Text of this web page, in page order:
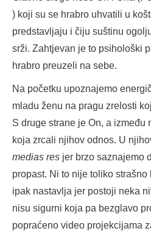
) koji su se hrabro uhvatili u
predstavljaju i čiju suštinu
srži. Zahtjevan je to psihološki
hrabro preuzeli na sebe.
Na početku upoznajemo
mladu ženu na pragu zrelosti
S druge strane je On, a između
koja zrcali njihov odnos. U
medias res jer brzo saznajemo
propast. Ni to nije toliko
ipak nastavlja jer postoji neka
nisu sigurni koja pa bezglavo
popraćeno video projekcijama